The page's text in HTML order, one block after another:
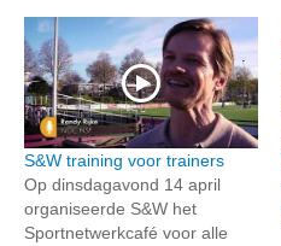
S&W training voor trainers
Op dinsdagavond 14 april
organiseerde S&W het
Sportnetwerkcafé voor alle